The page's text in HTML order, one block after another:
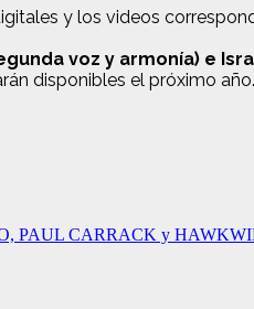
y los videos
voz y armonía) e
disponibles el próximo año.
PAUL CARRACK y